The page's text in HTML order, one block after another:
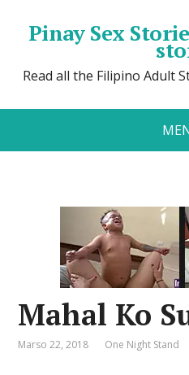
Pinay Sex
Read all the Filipino Adult
Mahal Ko
Marso 22, 2018 One Night Stand